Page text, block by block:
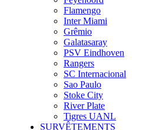
Flamengo
Inter Miami
Grêmio
Galatasaray
PSV Eindhoven
Rangers
SC Internacional
Sao Paulo
Stoke City
River Plate
Tigres UANL
SURVÊTEMENTS